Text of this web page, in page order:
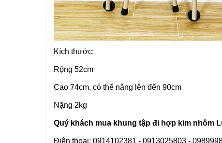
Kích thước:
Rộng 52cm
Cao 74cm, có thể nâng lên đến 90cm
Nặng 2kg
Quý khách mua khung tập đi hợp kim nhôm
Điện thoại: 0914102381 - 0913025803 -